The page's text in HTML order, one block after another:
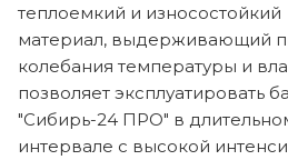
теплоемкий и износостойкий
материал, выдерживающий
колебания температуры и
позволяет эксплуатировать
"Сибирь-24 ПРО" в
интервале с высокой